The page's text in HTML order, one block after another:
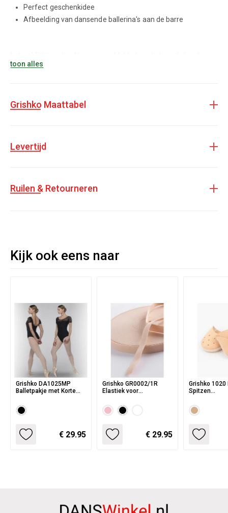
Perfect geschenkidee
Afbeelding van dansende ballerina's aan de barre
toon alles
Grishko Maattabel
Levertijd
Ruilen & Retourneren
Kijk ook eens naar
Grishko DA1025MP
Balletpakje met Korte
€ 29.95
Grishko GR0002/1R
Elastiek voor
Spitzen
€ 29.95
Grishko 1020
Spitzen
Suede